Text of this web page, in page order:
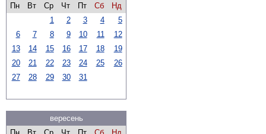
Пн
Вт Ср Чт Пт Сб
Нд
1
2 3 4
5
6
7 8 9 10 11
12
13
14 15 16 17 18
19
20
21 22 23 24 25
26
27
28 29 30 31
вересень